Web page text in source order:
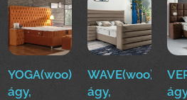
YOGA(woo)boxspring
ágy,
ágy,